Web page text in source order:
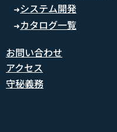
➜システム開発
➜ カタログ一覧
お問い合わせ
アクセス
守秘義務